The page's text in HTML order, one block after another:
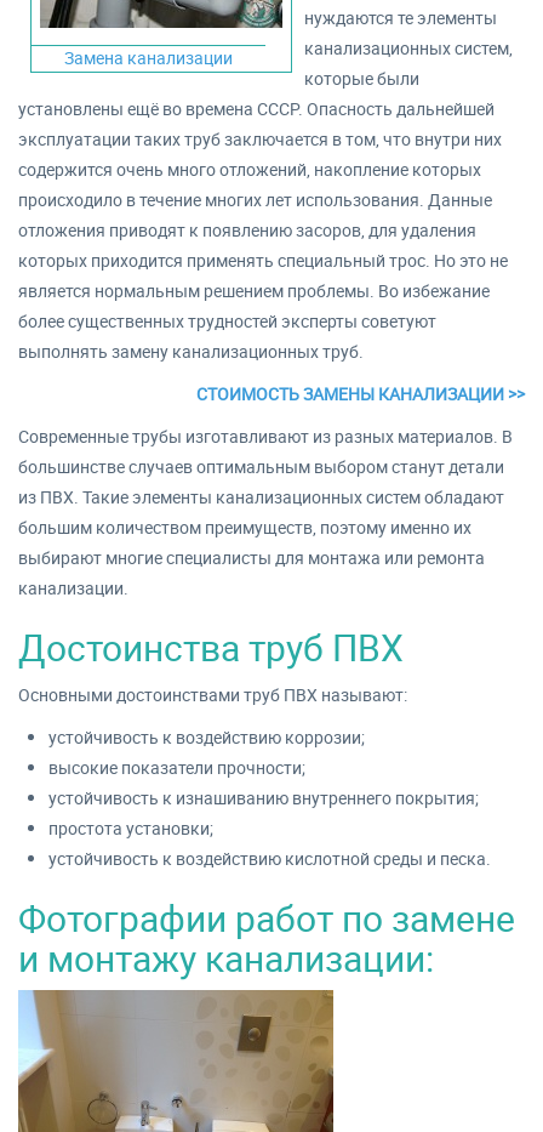
Замена канализации
нуждаются те элементы
канализационных систем,
которые были
установлены ещё во времена СССР. Опасность дальнейшей
эксплуатации таких труб заключается в том, что внутри них
содержится очень много отложений, накопление которых
происходило в течение многих лет использования. Данные
отложения приводят к появлению засоров, для удаления
которых приходится применять специальный трос. Но это не
является нормальным решением проблемы. Во избежание
более существенных трудностей эксперты советуют
выполнять замену канализационных труб.
СТОИМОСТЬ ЗАМЕНЫ КАНАЛИЗАЦИИ >>
Современные трубы изготавливают из разных материалов. В
большинстве случаев оптимальным выбором станут детали
из ПВХ. Такие элементы канализационных систем обладают
большим количеством преимуществ, поэтому именно их
выбирают многие специалисты для монтажа или ремонта
канализации.
Достоинства труб ПВХ
Основными достоинствами труб ПВХ называют:
устойчивость к воздействию коррозии;
высокие показатели прочности;
устойчивость к изнашиванию внутреннего покрытия;
простота установки;
устойчивость к воздействию кислотной среды и песка.
Фотографии работ по замене
и монтажу канализации: